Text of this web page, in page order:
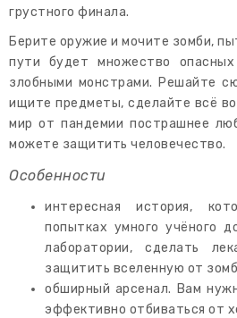
грустного финала.
Берите оружие и мочите зомби,
пути будет множество
злобными монстрами. Решайте
ищите предметы, сделайте всё
мир от пандемии пострашнее
можете защитить человечество.
Особенности
интересная история,
попытках умного учёного
лаборатории, сделать
защитить вселенную от
обширный арсенал. Вам
эффективно отбиваться от